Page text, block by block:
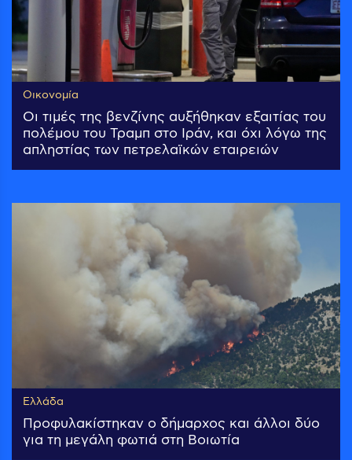
Οικονομία
Οι τιμές της βενζίνης αυξήθηκαν εξαιτίας του
πολέμου του Τραμπ στο Ιράν, και όχι λόγω της
απληστίας των πετρελαϊκών εταιρειών
Ελλάδα
Προφυλακίστηκαν ο δήμαρχος και άλλοι δύο
για τη μεγάλη φωτιά στη Βοιωτία